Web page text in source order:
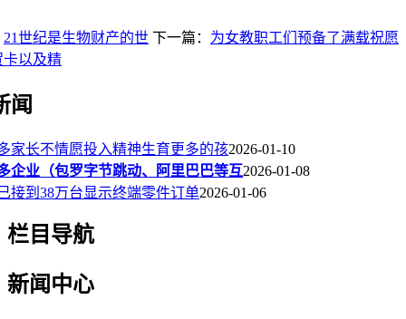
21世纪是生物财产的世 下一篇： 为女教职工们预备了满载祝愿
卡以及精
闻
家长不情愿投入精神生育更多的孩2026-01-10
企业（包罗字节跳动、阿里巴巴等互2026-01-08
接到38万台显示终端零件订单2026-01-06
栏目导航
新闻中心